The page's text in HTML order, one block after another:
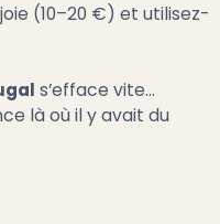
(10–20 €) et utilisez-
s’efface vite…
là où il y avait du